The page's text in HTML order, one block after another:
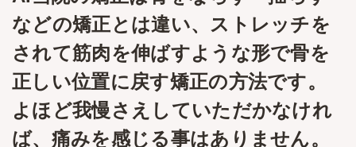
などの矯正とは違い、ストレッチを
されて筋肉を伸ばすような形で骨を
正しい位置に戻す矯正の方法です。
よほど我慢さえしていただかなけれ
ば、痛みを感じる事はありません。